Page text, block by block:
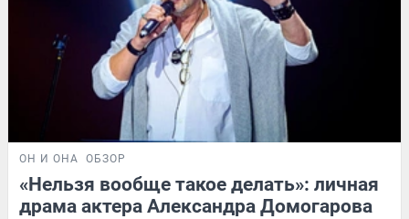
ОН И ОНА ОБЗОР
«Нельзя вообще такое делать»: личная
драма актера Александра Домогарова